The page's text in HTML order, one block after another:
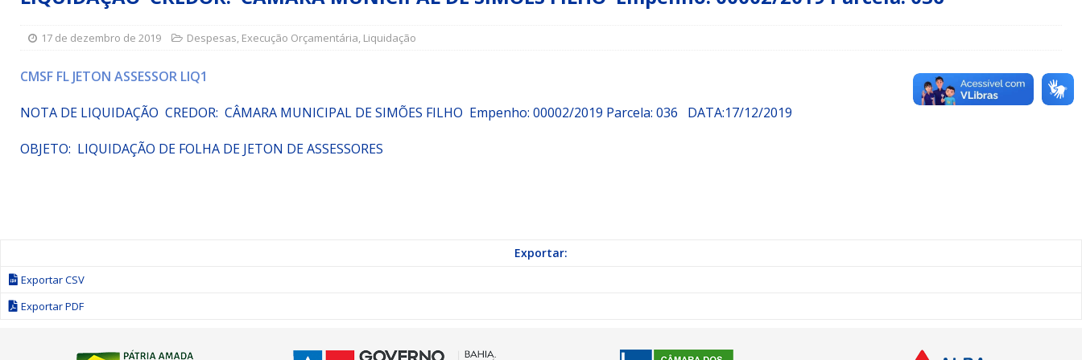
[ 15 de julho de 2026 ] Vereador Sérgio Glauber apresenta Indicação nº 088/2026 para pavimentação asfáltica em Mapele
DESTAQUE
17 de dezembro de 2019 Despesas, Execução Orçamentária, Liquidação
CMSF FL JETON ASSESSOR LIQ1
NOTA DE LIQUIDAÇÃO CREDOR: CÂMARA MUNICIPAL DE SIMÕES FILHO Empenho: 00002/2019 Parcela: 036 DATA:17/12/2019
OBJETO: LIQUIDAÇÃO DE FOLHA DE JETON DE ASSESSORES
Exportar:
Exportar CSV
Exportar PDF